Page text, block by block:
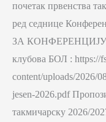
почетак првенства
ред седнице
ЗА КОНФЕРЕНЦИЈУ
клубова БОЛ : https://
content/uploads/2026/
jesen-2026.pdf
такмичарску 2026/